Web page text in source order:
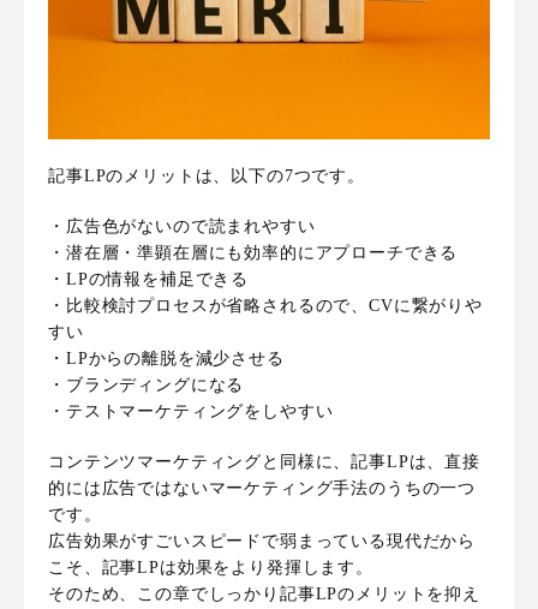
記事LPのメリットは、以下の7つです。
・広告色がないので読まれやすい
・潜在層・準顕在層にも効率的にアプローチできる
・LPの情報を補足できる
・比較検討プロセスが省略されるので、CVに繋がりや
すい
・LPからの離脱を減少させる
・ブランディングになる
・テストマーケティングをしやすい
コンテンツマーケティングと同様に、記事LPは、直接
的には広告ではないマーケティング手法のうちの一つ
です。
広告効果がすごいスピードで弱まっている現代だから
こそ、記事LPは効果をより発揮します。
そのため、この章でしっかり記事LPのメリットを抑え